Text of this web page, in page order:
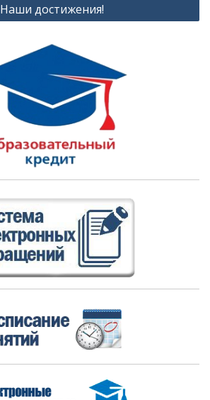
Наши достижения!